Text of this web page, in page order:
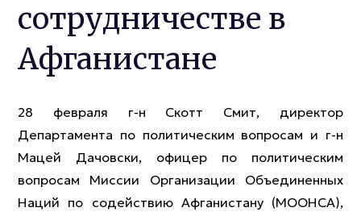
сотрудничестве в
Афганистане
28 февраля г-н Скотт Смит, директор
Департамента по политическим вопросам и г-н
Мацей Дачовски, офицер по политическим
вопросам Миссии Организации Объединенных
Наций по содействию Афганистану (МООНСА),